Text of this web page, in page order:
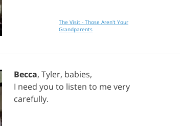
The Visit - Those Aren't Your
Grandparents
Becca, Tyler, babies,
I need you to listen to mevery
carefully.